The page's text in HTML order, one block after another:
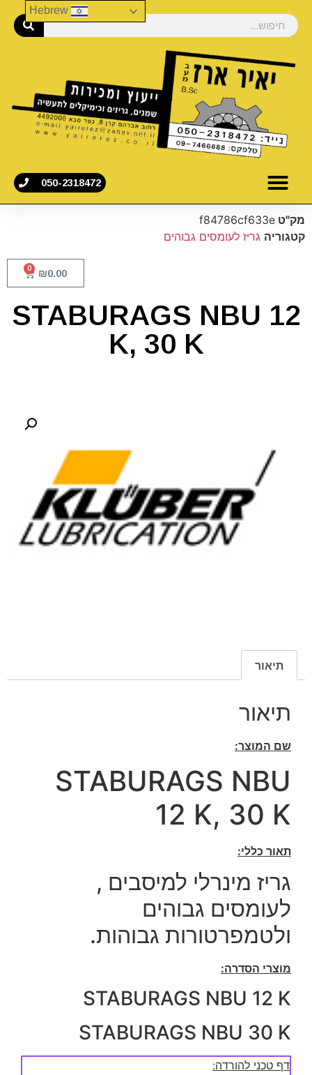
050-2318472
מק"ט f84786cf633e
קטגוריה גריז לעומסים גבוהים
₪0.00
0
STABURAGS NBU 12
K, 30 K
תיאור
תיאור
שם המוצר:
STABURAGS NBU
12 K, 30 K
תאור כללי:
גריז מינרלי למיסבים ,
לעומסים גבוהים
ולטמפרטורות גבוהות.
מוצרי הסדרה:
STABURAGS NBU 12 K
STABURAGS NBU 30 K
דף טכני להורדה:
Hebrew